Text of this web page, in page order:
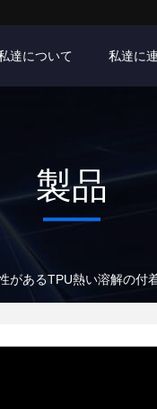
達について 私達に
製品
があるTPU熱い溶解の付